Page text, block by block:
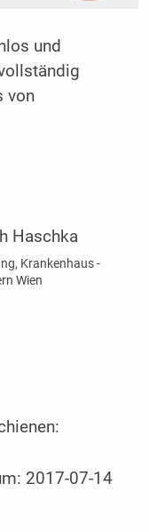
und
von
Haschka
­Krankenhaus
Wien
2017-07-14